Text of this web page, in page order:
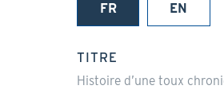
FR
(onglet
EN
TITRE
Histoire d’une toux